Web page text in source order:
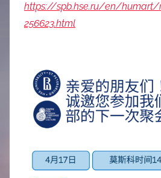
https://spb.hse.ru/en/
256623.html